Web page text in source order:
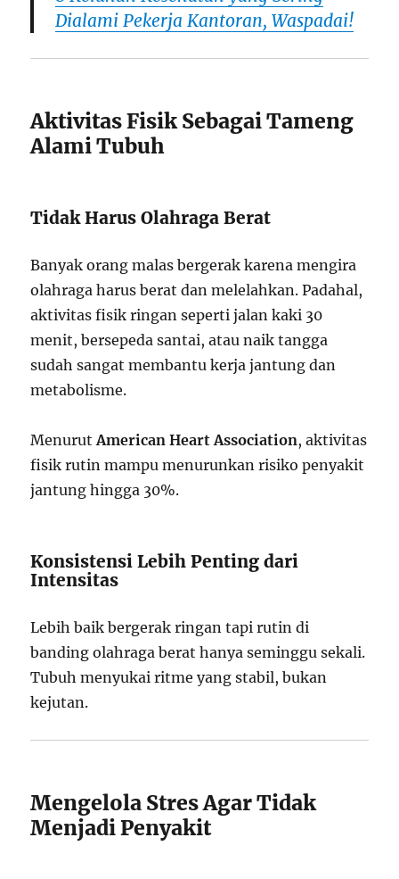
Dialami Pekerja Kantoran, Waspadai!
Aktivitas Fisik Sebagai Tameng
Alami Tubuh
Tidak Harus Olahraga Berat
Banyak orang malas bergerak karena mengira
olahraga harus berat dan melelahkan. Padahal,
aktivitas fisik ringan seperti jalan kaki 30
menit, bersepeda santai, atau naik tangga
sudah sangat membantu kerja jantung dan
metabolisme.
MenurutAmerican Heart Association, aktivitas
fisik rutin mampu menurunkan risiko penyakit
jantung hingga 30%.
Konsistensi Lebih Penting dari
Intensitas
Lebih baik bergerak ringan tapi rutin di
banding olahraga berat hanya seminggu sekali.
Tubuh menyukai ritme yang stabil, bukan
kejutan.
Mengelola Stres Agar Tidak
Menjadi Penyakit